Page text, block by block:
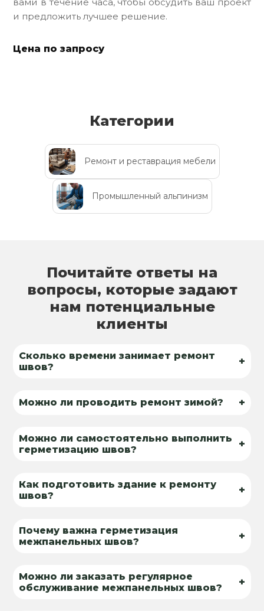
и предложить лучшее решение.
Цена по запросу
Категории
Ремонт и реставрация мебели
Промышленный альпинизм
Почитайте ответы на
вопросы, которые задают
нам потенциальные
клиенты
Сколько времени занимает ремонт
швов?
+
Можно ли проводить ремонт зимой? +
Можно ли самостоятельно выполнить
герметизацию швов?
+
Как подготовить здание к ремонту
швов?
+
Почему важна герметизация
межпанельных швов?
+
Можно ли заказать регулярное
обслуживание межпанельных швов?
+